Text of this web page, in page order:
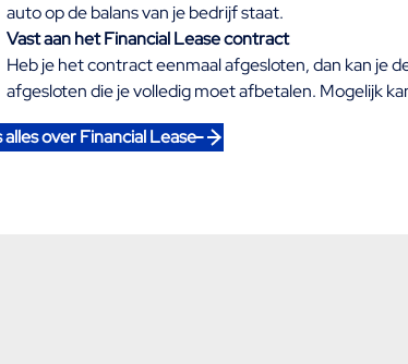
auto op de balans van je bedrijf staat.
Vast aan het Financial Lease contract
Heb je het contract eenmaal afgesloten, dan kan je
afgesloten die je volledig moet afbetalen. Mogelijk
alles over Financial Lease